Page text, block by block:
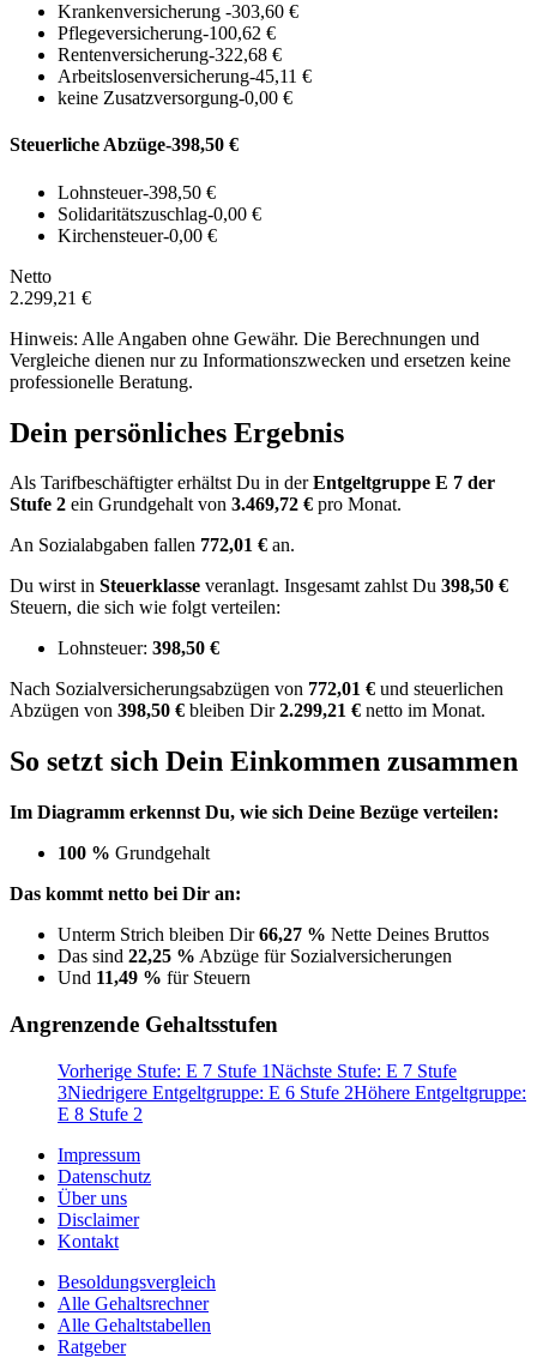
Krankenversicherung -303,60 €
Pflegeversicherung-100,62 €
Rentenversicherung-322,68 €
Arbeitslosenversicherung-45,11 €
keine Zusatzversorgung-0,00 €
Steuerliche Abzüge-398,50 €
Lohnsteuer-398,50 €
Solidaritätszuschlag-0,00 €
Kirchensteuer-0,00 €
Netto
2.299,21 €
Hinweis: Alle Angaben ohne Gewähr. Die Berechnungen und
Vergleiche dienen nur zu Informationszwecken und ersetzen keine
professionelle Beratung.
Dein persönliches Ergebnis
Als Tarifbeschäftigter erhältst Du in derEntgeltgruppe E 7 der
Stufe 2 ein Grundgehalt von 3.469,72 € pro Monat.
An Sozialabgaben fallen 772,01 € an.
Du wirst in Steuerklasse veranlagt. Insgesamt zahlst Du 398,50 €
Steuern, die sich wie folgt verteilen:
Lohnsteuer: 398,50 €
Nach Sozialversicherungsabzügen von 772,01 € und steuerlichen
Abzügen von 398,50 € bleiben Dir2.299,21 € netto im Monat.
So setzt sich Dein Einkommen zusammen
Im Diagramm erkennst Du, wie sich Deine Bezüge verteilen:
100 % Grundgehalt
Das kommt netto bei Dir an:
Unterm Strich bleiben Dir66,27 % Nette Deines Bruttos
Das sind 22,25 % Abzüge für Sozialversicherungen
Und 11,49 % für Steuern
Angrenzende Gehaltsstufen
Vorherige Stufe: E 7 Stufe 1Nächste Stufe: E 7 Stufe
3Niedrigere Entgeltgruppe: E 6 Stufe 2Höhere Entgeltgruppe:
E 8 Stufe 2
Impressum
Datenschutz
Über uns
Disclaimer
Kontakt
Besoldungsvergleich
Alle Gehaltsrechner
Alle Gehaltstabellen
Ratgeber